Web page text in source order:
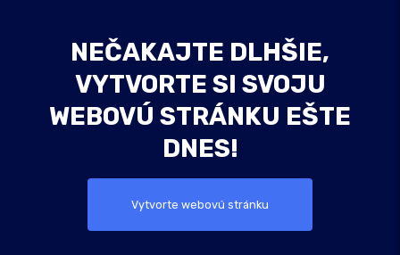
NEČAKAJTE DLHŠIE,
VYTVORTE SI SVOJU
WEBOVÚ STRÁNKU EŠTE
DNES!
Vytvorte webovú stránku